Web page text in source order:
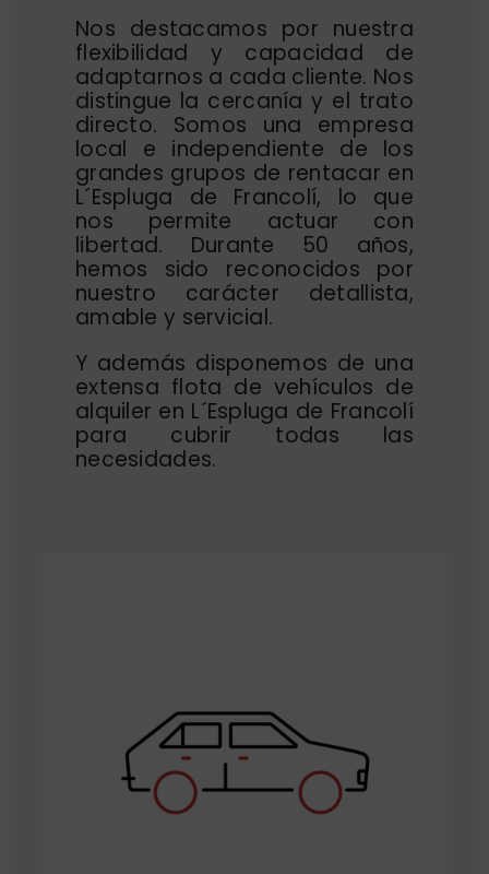
Nos destacamos por nuestra
flexibilidad y capacidad de
adaptarnos a cada cliente. Nos
distingue la cercanía y el trato
directo. Somos una empresa
local e independiente de los
grandes grupos de rentacar en
L´Espluga de Francolí, lo que
nos permite actuar con
libertad. Durante 50 años,
hemos sido reconocidos por
nuestro carácter detallista,
amable y servicial.
Y además disponemos de una
extensa flota de vehículos de
alquiler en L´Espluga de Francolí
para cubrir todas las
necesidades.